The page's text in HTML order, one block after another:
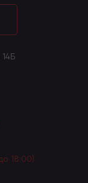
14Б
18:00)